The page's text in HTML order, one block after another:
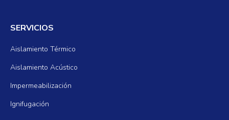
SERVICIOS
Aislamiento Térmico
Aislamiento Acústico
Impermeabilización
Ignifugación